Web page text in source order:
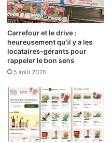
Carrefour et le drive :
heureusement qu’il y a les
locataires-gérants pour
rappeler le bon sens
5 août 2026